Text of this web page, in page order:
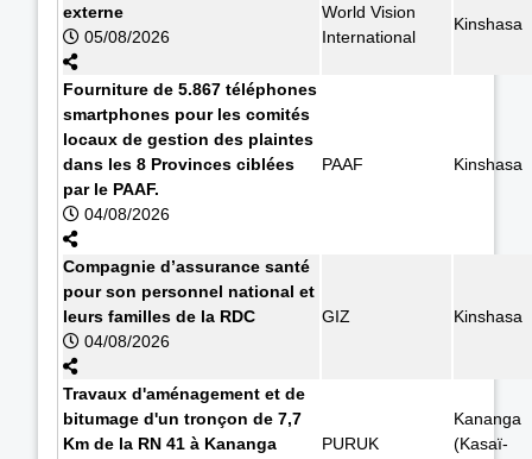
externe
05/08/2026
World Vision
International
Kinshasa
Fourniture de 5.867 téléphones
smartphones pour les comités
locaux de gestion des plaintes
dans les 8 Provinces ciblées
par le PAAF.
04/08/2026
PAAF Kinshasa
Compagnie d’assurance santé
pour son personnel national et
leurs familles de la RDC
04/08/2026
GIZ Kinshasa
Travaux d'aménagement et de
bitumage d'un tronçon de 7,7
Km de la RN 41 à Kananga
PURUK
Kananga
(Kasaï-